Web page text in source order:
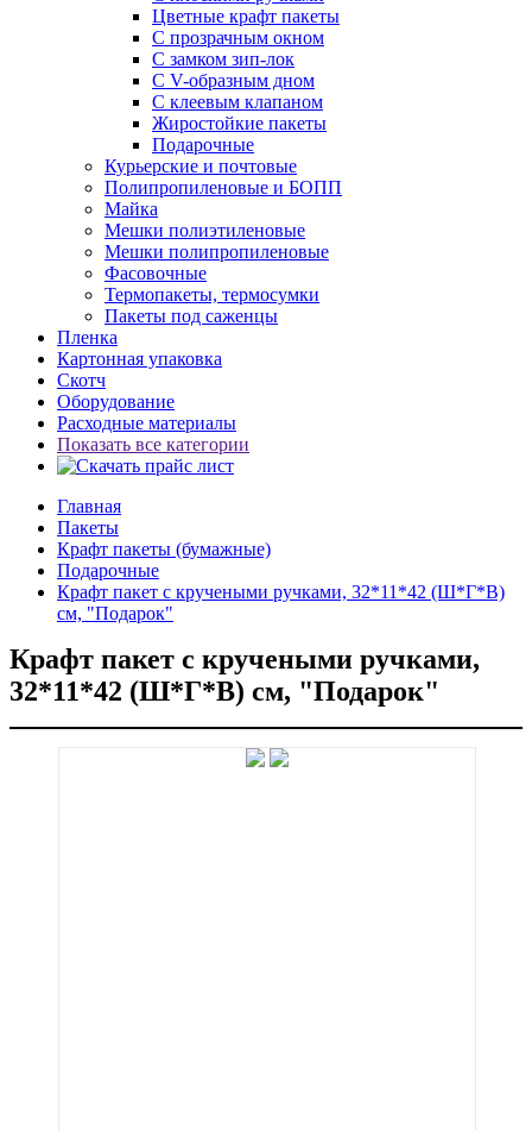
Цветные крафт пакеты
С прозрачным окном
С замком зип-лок
С V-образным дном
С клеевым клапаном
Жиростойкие пакеты
Подарочные
Курьерские и почтовые
Полипропиленовые и БОПП
Майка
Мешки полиэтиленовые
Мешки полипропиленовые
Фасовочные
Термопакеты, термосумки
Пакеты под саженцы
Пленка
Картонная упаковка
Скотч
Оборудование
Расходные материалы
Показать все категории
Главная
Пакеты
Крафт пакеты (бумажные)
Подарочные
Крафт пакет с кручеными ручками, 32*11*42 (Ш*Г*В)
см, "Подарок"
Крафт пакет с кручеными ручками,
32*11*42 (Ш*Г*В) см, "Подарок"